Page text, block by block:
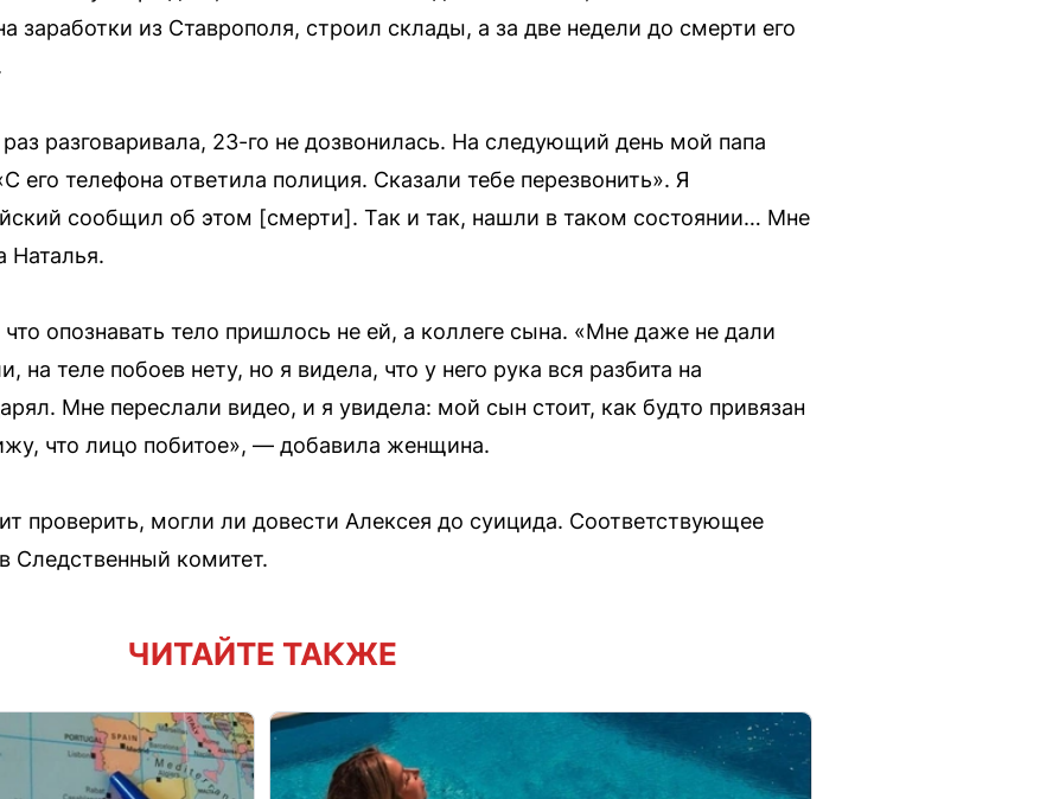
заработки из Ставрополя, строил склады, а за две недели до смерти его
разговаривала, 23-го не дозвонилась. На следующий день мой папа
его телефона ответила полиция. Сказали тебе перезвонить». Я
сообщил об этом [смерти]. Так и так, нашли в таком состоянии… Мне
Наталья.
опознавать тело пришлось не ей, а коллеге сына. «Мне даже не дали
на теле побоев нету, но я видела, что у него рука вся разбита на
Мне переслали видео, и я увидела: мой сын стоит, как будто привязан
что лицо побитое», — добавила женщина.
проверить, могли ли довести Алексея до суицида. Соответствующее
Следственный комитет.
ЧИТАЙТЕ ТАКЖЕ